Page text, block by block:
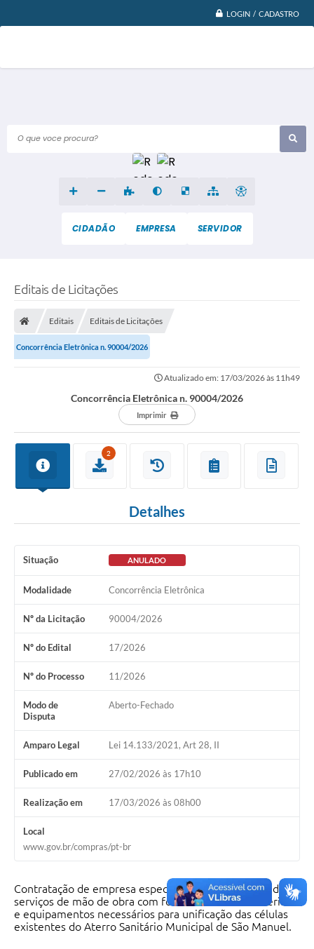
LOGIN / CADASTRO
O que voce procura?
CIDADÃO EMPRESA SERVIDOR
Editais de Licitações
Editais Editais de Licitações
Concorrência Eletrônica n. 90004/2026
Atualizado em: 17/03/2026 às 11h49
Concorrência Eletrônica n. 90004/2026
Imprimir
2
Detalhes
Situação ANULADO
Modalidade Concorrência Eletrônica
Nº da Licitação 90004/2026
Nº do Edital 17/2026
Nº do Processo 11/2026
Modo de
Disputa
Aberto-Fechado
Amparo Legal Lei 14.133/2021, Art 28, II
Publicado em 27/02/2026 às 17h10
Realização em 17/03/2026 às 08h00
Local
www.gov.br/compras/pt-br
Contratação de empresa especializada na prestação de
serviços de mão de obra com fornecimento de materiais
e equipamentos necessários para unificação das células
existentes do Aterro Sanitário Municipal de São Manuel.